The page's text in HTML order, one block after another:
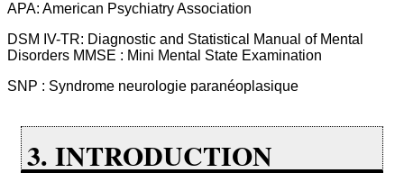
APA: American Psychiatry Association
DSM IV-TR: Diagnostic and Statistical Manual of Mental
Disorders MMSE : Mini Mental State Examination
SNP : Syndrome neurologie paranéoplasique
3. INTRODUCTION